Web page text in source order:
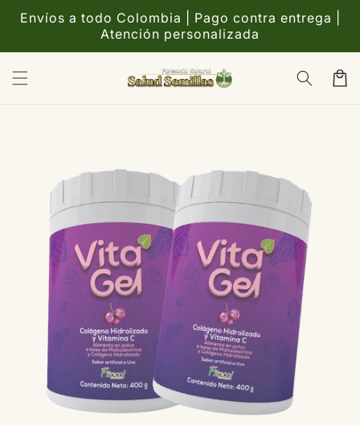
directamente
Envíos a todo Colombia | Pago contra entrega |
Atención personalizada
Carrito